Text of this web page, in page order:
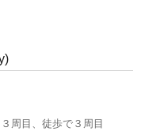
周目、徒歩で３周目